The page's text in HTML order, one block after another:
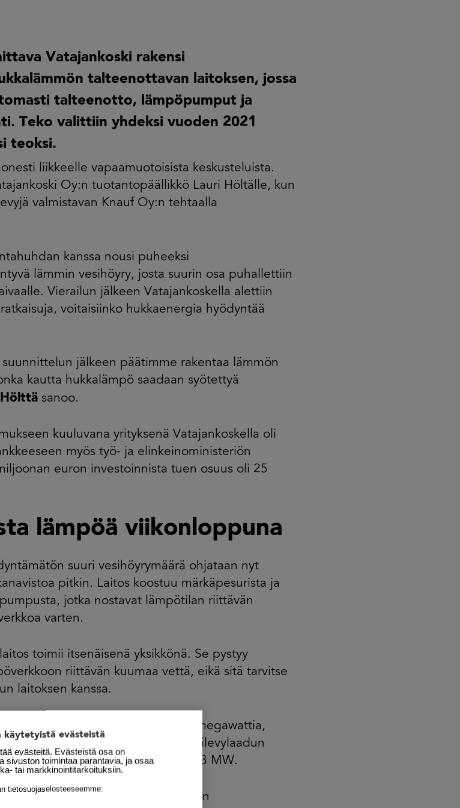
Vatajankoski rakensi
talteenottavan laitoksen, jossa
talteenotto, lämpöpumput ja
Teko valittiin yhdeksi vuoden 2021
teoksi.
liikkeelle vapaamuotoisista keskusteluista.
Oy:n tuotantopäällikkö Lauri Höltälle, kun
valmistavan Knauf Oy:n tehtaalla
kanssa nousi puheeksi
lämmin vesihöyry, josta suurin osa puhallettiin
Vierailun jälkeen Vatajankoskella alettiin
voitaisiinko hukkaenergia hyödyntää
jälkeen päätimme rakentaa lämmön
kautta hukkalämpö saadaan syötettyä
Hölttä sanoo.
kuuluvana yrityksenä Vatajankoskella oli
myös työ- ja elinkeinoministeriön
euron investoinnista tuen osuus oli 25
lämpöä viikonloppuna
suuri vesihöyrymäärä ohjataan nyt
pitkin. Laitos koostuu märkäpesurista ja
jotka nostavat lämpötilan riittävän
varten.
toimii itsenäisenä yksikkönä. Se pystyy
riittävän kuumaa vettä, eikä sitä tarvitse
laitoksen kanssa.
huipputeho on noin kahdeksan megawattia,
vaihtelee tuotannossa olevan kipsilevylaadun
lämpöteho on yhteensä noin 3 MW.
tuotanto on pysähdyksissä. Tällöin
käytetyistä evästeistä
evästeitä. Evästeistä osa on
sivuston toimintaa parantavia, ja osaa
tai markkinointitarkoituksiin.
tietosuojaselosteeseemme: